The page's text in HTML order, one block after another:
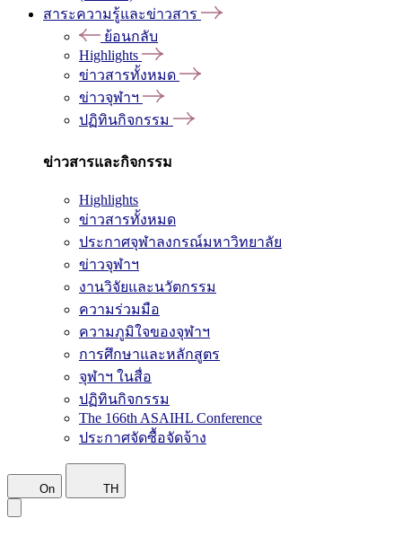
สาระความรู้และข่าวสาร
ย้อนกลับ
Highlights
ข่าวสารทั้งหมด
ข่าวจุฬาฯ
ปฏิทินกิจกรรม
ข่าวสารและกิจกรรม
Highlights
ข่าวสารทั้งหมด
ประกาศจุฬาลงกรณ์มหาวิทยาลัย
ข่าวจุฬาฯ
งานวิจัยและนวัตกรรม
ความร่วมมือ
ความภูมิใจของจุฬาฯ
การศึกษาและหลักสูตร
จุฬาฯ ในสื่อ
ปฏิทินกิจกรรม
The 166th ASAIHL Conference
ประกาศจัดซื้อจัดจ้าง
On TH